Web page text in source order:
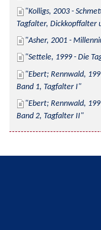
Kolligs, 2003 -
Tagfalter, Dickkopffalter
Asher, 2001 -
Settele, 1999 - Die
Ebert; Rennwald,
Band 1, Tagfalter I
Ebert; Rennwald,
Band 2, Tagfalter II